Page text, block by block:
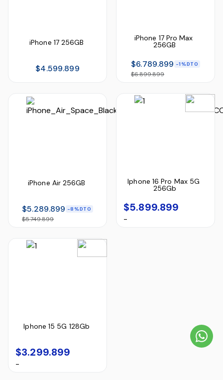
iPhone 17 256GB
$4.599.899
iPhone 17 Pro Max
256GB
$6.789.899
$6.899.899
1%
iPhone Air 256GB
$5.289.899
$5.749.899
8%
Iphone 16 Pro Max 5G
256Gb
$5.899.899
-
Iphone 15 5G 128Gb
$3.299.899
-